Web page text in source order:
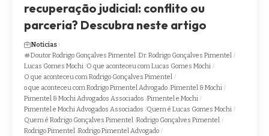
recuperação judicial: conflito ou
parceria? Descubra neste artigo
Noticias
Doutor Rodrigo Gonçalves Pimentel Dr. Rodrigo Gonçalves Pimentel
Lucas Gomes Mochi O que aconteceu com Lucas Gomes Mochi
O que aconteceu com Rodrigo Gonçalves Pimentel
o que aconteceu com Rodrigo Pimentel Advogado Pimentel & Mochi
Pimentel & Mochi Advogados Associados Pimentel e Mochi
Pimentel e Mochi Advogados Associados Quem é Lucas Gomes Mochi
Quem é Rodrigo Gonçalves Pimentel Rodrigo Gonçalves Pimentel
Rodrigo Pimentel Rodrigo Pimentel Advogado